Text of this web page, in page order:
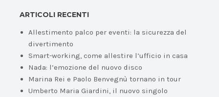
ARTICOLI RECENTI
Allestimento palco per eventi: la sicurezza del
divertimento
Smart-working, come allestire l’ufficio in casa
Nada: l’emozione del nuovo disco
Marina Rei e Paolo Benvegnù tornano in tour
Umberto Maria Giardini, il nuovo singolo